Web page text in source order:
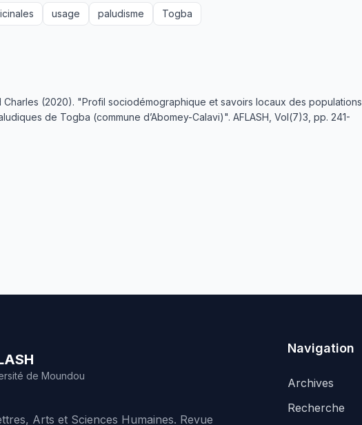
usage paludisme Togba
Charles (2020). "Profil sociodémographique et savoirs locaux des populations
de Togba (commune d’Abomey-Calavi)". AFLASH, Vol(7)3, pp. 241-
de Moundou
Arts et Sciences Humaines. Revue
Navigation
Archives
Recherche